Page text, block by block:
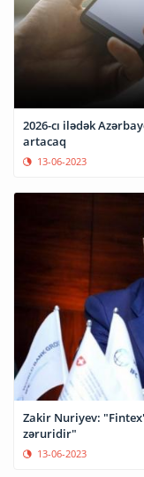
2026-cı ilədək
artacaq
13-06-2023
Zakir Nuriyev:
zəruridir"
13-06-2023